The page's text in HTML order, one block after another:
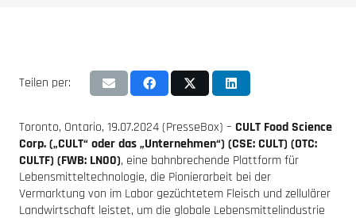
Teilen per:
Toronto, Ontario, 19.07.2024 (PresseBox) – CULT Food Science
Corp. („CULT“ oder das „Unternehmen“) (CSE: CULT) (OTC:
CULTF) (FWB: LN00), eine bahnbrechende Plattform für
Lebensmitteltechnologie, die Pionierarbeit bei der
Vermarktung von im Labor gezüchtetem Fleisch und zellulärer
Landwirtschaft leistet, um die globale Lebensmittelindustrie